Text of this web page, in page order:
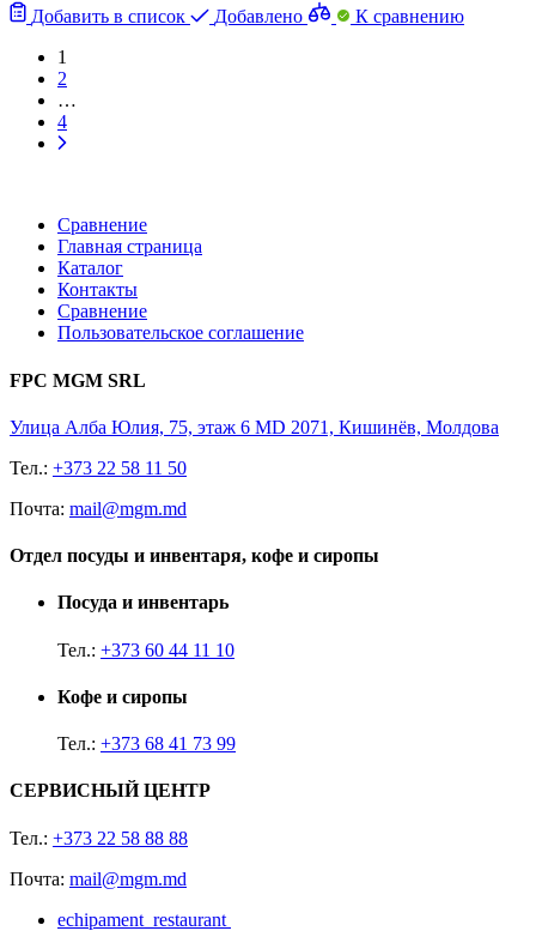
Добавить в список Добавлено
К сравнению
1
2
…
4
Сравнение
Главная страница
Каталог
Контакты
Сравнение
Пользовательское соглашение
FPC MGM SRL
Улица Алба Юлия, 75, этаж 6 MD 2071, Кишинёв, Молдова
Тел.: +373 22 58 11 50
Почта: mail@mgm.md
Отдел посуды и инвентаря, кофе и сиропы
Посуда и инвентарь
Тел.: +373 60 44 11 10
Кофе и сиропы
Тел.: +373 68 41 73 99
СЕРВИСНЫЙ ЦЕНТР
Тел.: +373 22 58 88 88
Почта: mail@mgm.md
echipament_restaurant